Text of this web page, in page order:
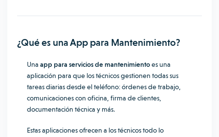
¿Qué es una App para Mantenimiento?
Una app para servicios de mantenimientoes una
aplicación para que los técnicos gestionen todas sus
tareas diarias desde el teléfono: órdenes de trabajo,
comunicaciones con oficina, firma de clientes,
documentación técnica y más.
Estas aplicaciones ofrecen a los técnicos todo lo